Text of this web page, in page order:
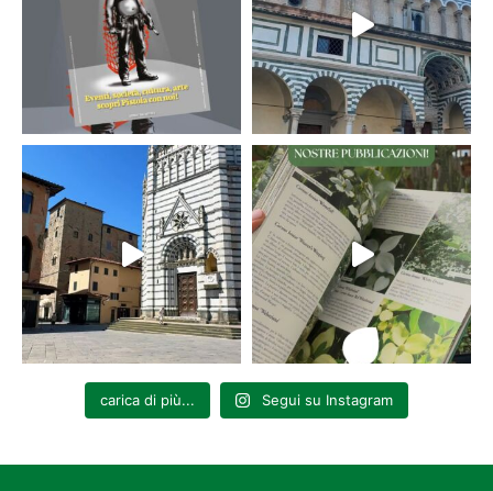
carica di più... Segui su Instagram